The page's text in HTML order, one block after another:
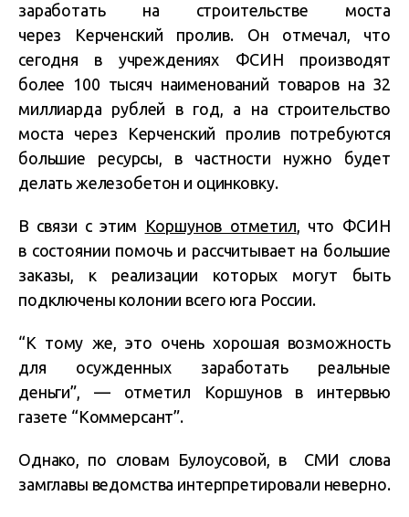
заработать на строительстве моста
через Керченский пролив. Он отмечал, что
сегодня в учреждениях ФСИН производят
более 100 тысяч наименований товаров на 32
миллиарда рублей в год, а на строительство
моста через Керченский пролив потребуются
большие ресурсы, в частности нужно будет
делать железобетон и оцинковку.
В связи с этим Коршунов отметил, что ФСИН
в состоянии помочь и рассчитывает на большие
заказы, к реализации которых могут быть
подключены колонии всего юга России.
“К тому же, это очень хорошая возможность
для осужденных заработать реальные
деньги”, — отметил Коршунов в интервью
газете “Коммерсант”.
Однако, по словам Булоусовой, в СМИ слова
замглавы ведомства интерпретировали неверно.